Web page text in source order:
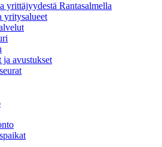
yrittäjyydestä Rantasalmella
yritysalueet
ja avustukset